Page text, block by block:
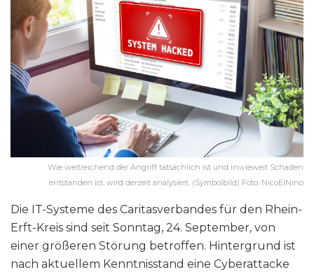
Wie weitreichend der Angriff tatsächlich ist und inwieweit Schaden
entstanden ist, wird derzeit analysiert. (Symbolbild) Foto: NicoElNino
Die IT-Systeme des Caritasverbandes für den Rhein-
Erft-Kreis sind seit Sonntag, 24. September, von
einer größeren Störung betroffen. Hintergrund ist
nach aktuellem Kenntnisstand eine Cyberattacke